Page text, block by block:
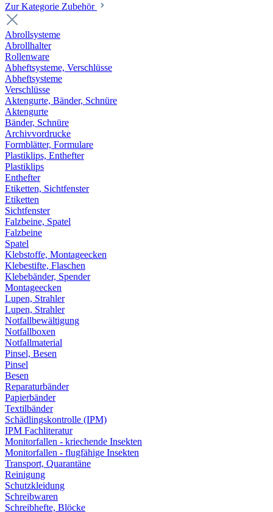
Zur Kategorie Zubehör
Abrollsysteme
Abrollhalter
Rollenware
Abheftsysteme, Verschlüsse
Abheftsysteme
Verschlüsse
Aktengurte, Bänder, Schnüre
Aktengurte
Bänder, Schnüre
Archivvordrucke
Formblätter, Formulare
Plastiklips, Enthefter
Plastiklips
Enthefter
Etiketten, Sichtfenster
Etiketten
Sichtfenster
Falzbeine, Spatel
Falzbeine
Spatel
Klebstoffe, Montageecken
Klebestifte, Flaschen
Klebebänder, Spender
Montageecken
Lupen, Strahler
Lupen, Strahler
Notfallbewältigung
Notfallboxen
Notfallmaterial
Pinsel, Besen
Pinsel
Besen
Reparaturbänder
Papierbänder
Textilbänder
Schädlingskontrolle (IPM)
IPM Fachliteratur
Monitorfallen - kriechende Insekten
Monitorfallen - flugfähige Insekten
Transport, Quarantäne
Reinigung
Schutzkleidung
Schreibwaren
Schreibhefte, Blöcke